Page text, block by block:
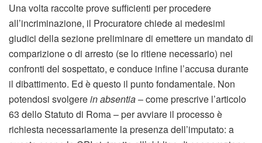
Una volta raccolte prove sufficienti per procedere
all’incriminazione, il Procuratore chiede ai medesimi
giudici della sezione preliminare di emettere un mandato di
comparizione o di arresto (se lo ritiene necessario) nei
confronti del sospettato, e conduce infine l’accusa durante
il dibattimento. Ed è questo il punto fondamentale. Non
potendosi svolgereinabsentia– come prescrive l’articolo
63 dello Statuto di Roma – per avviare il processo è
richiesta necessariamente la presenza dell’imputato: a